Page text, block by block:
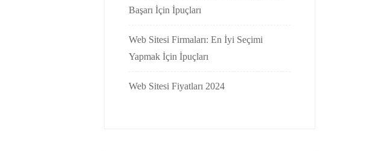
Başarı İçin İpuçları
Web Sitesi Firmaları: En İyi Seçimi
Yapmak İçin İpuçları
Web Sitesi Fiyatları 2024